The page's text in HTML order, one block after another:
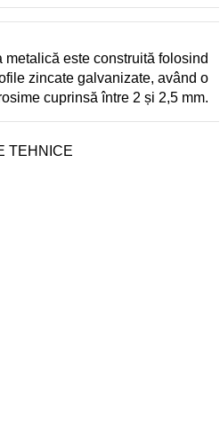
metalică este construită folosind
zincate galvanizate, având o
cuprinsă între 2 și 2,5 mm.
TEHNICE